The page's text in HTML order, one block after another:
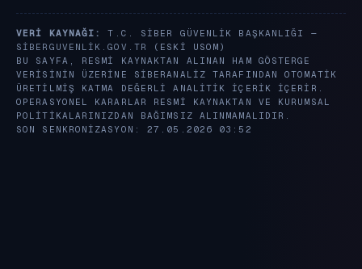
VERI KAYNAĞI:
T.C. SIBER GÜVENLIK BAŞKANLIĞI —
SIBERGUVENLIK.GOV.TR
(ESKI USOM)
BU SAYFA, RESMI KAYNAKTAN ALINAN HAM GÖSTERGE
VERISININ ÜZERINE SIBERANALIZ TARAFINDAN OTOMATIK
ÜRETILMIŞ KATMA DEĞERLI ANALITIK IÇERIK IÇERIR.
OPERASYONEL KARARLAR RESMI KAYNAKTAN VE KURUMSAL
POLITIKALARINIZDAN BAĞIMSIZ ALINMAMALIDIR.
SON SENKRONIZASYON: 27.05.2026 03:52